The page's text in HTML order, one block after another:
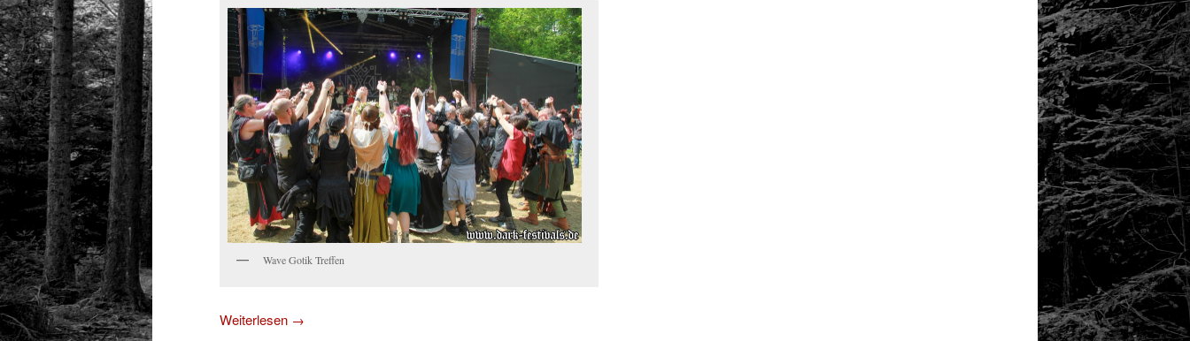
Wave Gotik Treffen
Weiterlesen →